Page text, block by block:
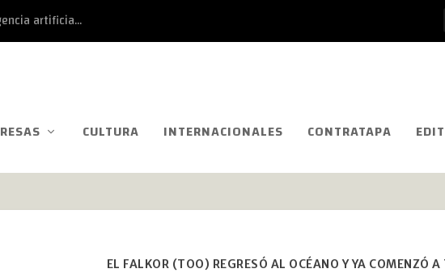
artificia...
CULTURA INTERNACIONALES CONTRATAPA
EL FALKOR (TOO) REGRESÓ AL OCÉANO Y YA COMENZÓ